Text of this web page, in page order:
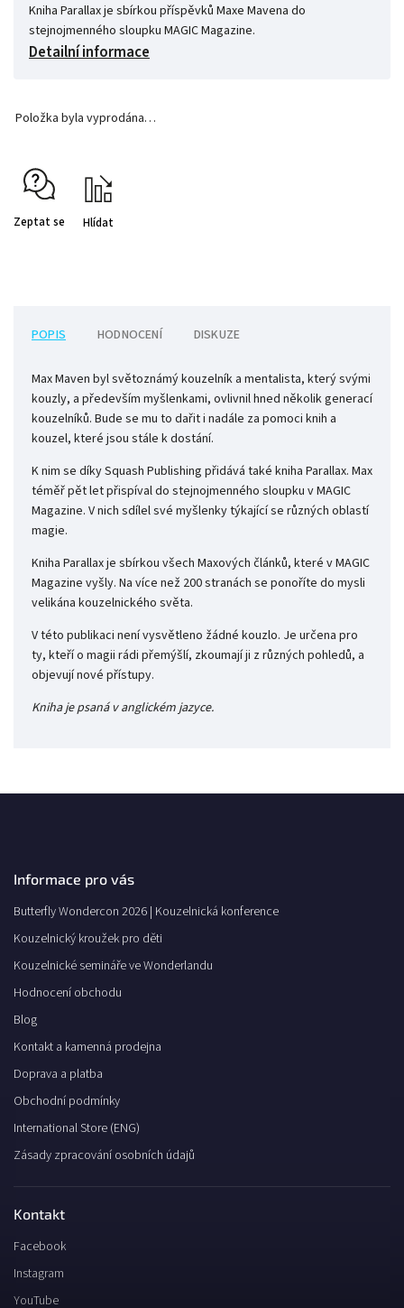
Kniha Parallax je sbírkou příspěvků Maxe Mavena do
stejnojmenného sloupku MAGIC Magazine.
Detailní informace
Položka byla vyprodána…
Zeptat se Hlídat
POPIS HODNOCENÍ DISKUZE
Max Maven byl světoznámý kouzelník a mentalista, který svými
kouzly, a především myšlenkami, ovlivnil hned několik generací
kouzelníků. Bude se mu to dařit i nadále za pomoci knih a
kouzel, které jsou stále k dostání.
K nim se díky Squash Publishing přidává také kniha Parallax. Max
téměř pět let přispíval do stejnojmenného sloupku v MAGIC
Magazine. V nich sdílel své myšlenky týkající se různých oblastí
magie.
Kniha Parallax je sbírkou všech Maxových článků, které v MAGIC
Magazine vyšly. Na více než 200 stranách se ponoříte do mysli
velikána kouzelnického světa.
V této publikaci není vysvětleno žádné kouzlo. Je určena pro
ty, kteří o magii rádi přemýšlí, zkoumají ji z různých pohledů, a
objevují nové přístupy.
Kniha je psaná v anglickém jazyce.
Informace pro vás
Butterfly Wondercon 2026 | Kouzelnická konference
Kouzelnický kroužek pro děti
Kouzelnické semináře ve Wonderlandu
Hodnocení obchodu
Blog
Kontakt a kamenná prodejna
Doprava a platba
Obchodní podmínky
International Store (ENG)
Zásady zpracování osobních údajů
Kontakt
Facebook
Instagram
YouTube